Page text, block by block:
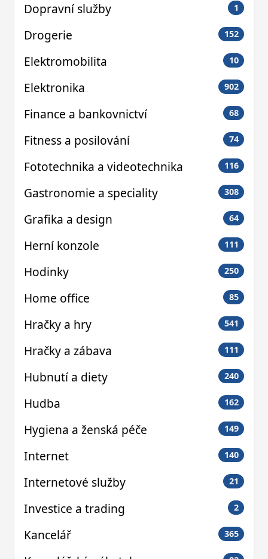
Dopravní služby 1
Drogerie 152
Elektromobilita 10
Elektronika 902
Finance a bankovnictví 68
Fitness a posilování 74
Fototechnika a videotechnika 116
Gastronomie a speciality 308
Grafika a design 64
Herní konzole 111
Hodinky 250
Home office 85
Hračky a hry 541
Hračky a zábava 111
Hubnutí a diety 240
Hudba 162
Hygiena a ženská péče 149
Internet 140
Internetové služby 21
Investice a trading 2
Kancelář 365